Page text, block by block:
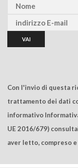
Con l'invio di questa
trattamento dei dati
informativo
UE 2016/679)
aver letto, compreso